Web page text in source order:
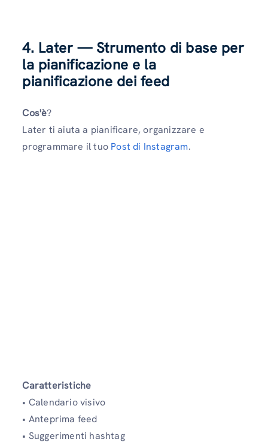
4. Later — Strumento di base per
la pianificazione e la
pianificazione dei feed
Cos'è?
Later ti aiuta a pianificare, organizzare e
programmare il tuo Post di Instagram.
Caratteristiche
• Calendario visivo
• Anteprima feed
• Suggerimenti hashtag